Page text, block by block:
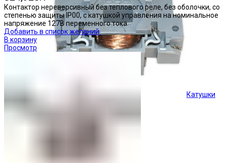
Катушки
Кнопки управления
Контактор нереверсивный без теплового реле, без оболочки, со
степенью защиты IP00, с катушкой управления на номинальное
напряжение 127В переменного тока.
Добавить в список желаний
В корзину
Просмотр